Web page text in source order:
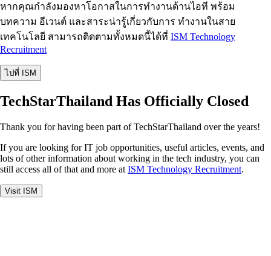
หากคุณกำลังมองหาโอกาสในการทำงานด้านไอที พร้อม
บทความ อีเวนต์ และสาระน่ารู้เกี่ยวกับการ ทำงานในสาย
เทคโนโลยี สามารถติดตามทั้งหมดนี้ได้ที่ ISM Technology
Recruitment
ไปที่ ISM
TechStarThailand Has Officially Closed
Thank you for having been part of TechStarThailand over the years!
If you are looking for IT job opportunities, useful articles, events, and
lots of other information about working in the tech industry, you can
still access all of that and more at ISM Technology Recruitment.
Visit ISM